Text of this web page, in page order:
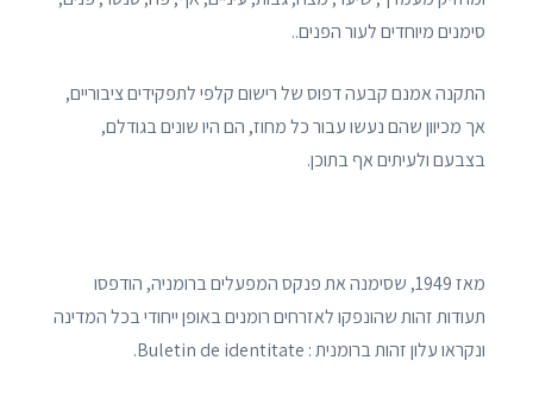
סימנים מיוחדים לעור הפנים..
התקנה אמנם קבעה דפוס של רישום קלפי לתפקידים ציבוריים,
אך מכיוון שהם נעשו עבור כל מחוז, הם היו שונים בגודלם,
בצבעם ולעיתים אף בתוכן.
מאז 1949, שסימנה את פנקס המפעלים ברומניה, הודפסו
תעודות זהות שהונפקו לאזרחים רומנים באופן ייחודי בכל המדינה
ונקראו עלון זהות ברומנית : Buletin de identitate.